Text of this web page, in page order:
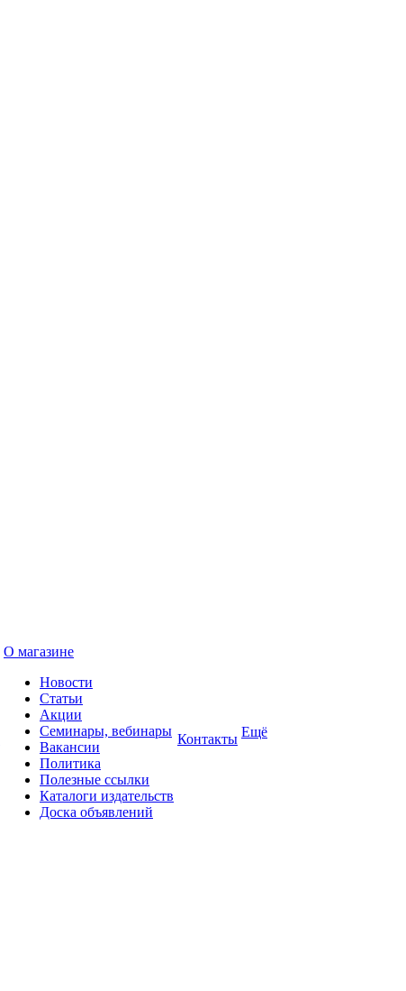
О магазине
Новости
Статьи
Акции
Семинары, вебинары
Вакансии
Политика
Полезные ссылки
Каталоги издательств
Доска объявлений
Контакты Ещё